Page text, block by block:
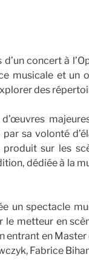
concert à
musicale et
des
par sa volonté
sur les
dédiée à la
un spectacle
metteur en
en Master
Fabrice